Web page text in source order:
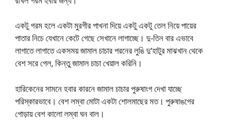
একটু গরম হলে একটা মুরগীর পাখনা দিয়ে একটু একটু তেল নিয়ে পায়ের
পাতার নিচে যেখানে কেটে গেছে সেখানে লাগাচ্ছে। দু-তিন বার এভাবে
লাগাতে লাগাতে একসময় জামাল চাচার পরনের লুঙি দু‘হাটুর মাঝখান থেকে
বেশ সরে গেল, কিন্তু জামাল চাচা খেয়াল করিনি।
হারিকেনের সামনে হবার কারনে জামাল চাচার পুরুষাংগ দেখা যাচ্ছে
পরিস্কারভাবে। বেশ লম্বা মোটা একটা শোলমাছের মত। পুরুষাঙগের
গোড়ায় বেশ কালো লম্বা ঘন বাল।